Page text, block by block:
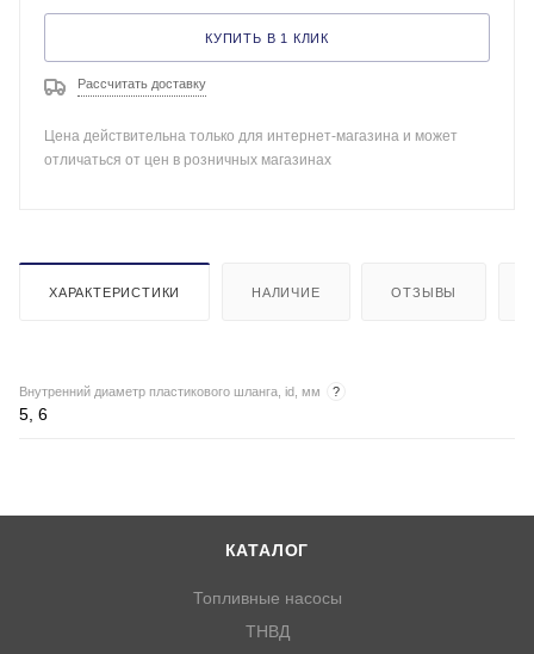
КУПИТЬ В 1 КЛИК
Рассчитать доставку
Цена действительна только для интернет-магазина и может
отличаться от цен в розничных магазинах
ХАРАКТЕРИСТИКИ НАЛИЧИЕ ОТЗЫВЫ
Внутренний диаметр пластикового шланга, id, мм ?
5, 6
КАТАЛОГ
Топливные насосы
ТНВД